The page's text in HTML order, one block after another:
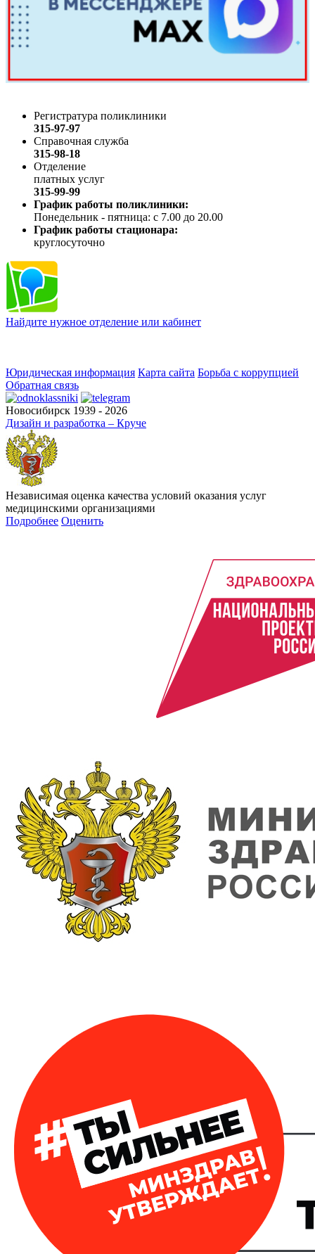
Регистратура поликлиники
315-97-97
Справочная служба
315-98-18
Отделение
платных услуг
315-99-99
График работы поликлиники:
Понедельник - пятница: с 7.00 до 20.00
График работы стационара:
круглосуточно
Найдите нужное отделение или кабинет
Юридическая информация Карта сайта Борьба с коррупцией
Обратная связь
Новосибирск 1939 - 2026
Дизайн и разработка – Круче
Независимая оценка качества условий оказания услуг
медицинскими организациями
Подробнее Оценить